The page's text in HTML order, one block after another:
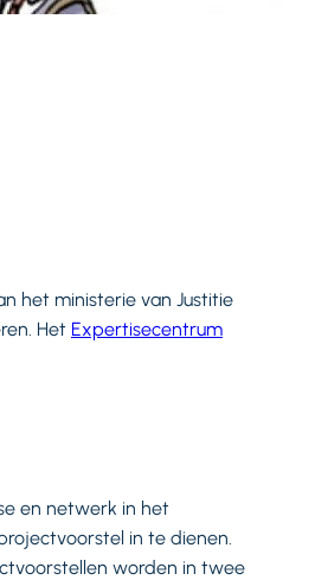
het ministerie van Justitie
Het Expertisecentrum
en netwerk in het
in te dienen.
worden in twee